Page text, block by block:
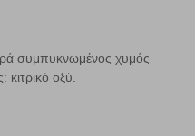
συμπυκνωμένος χυμός
οξύ.